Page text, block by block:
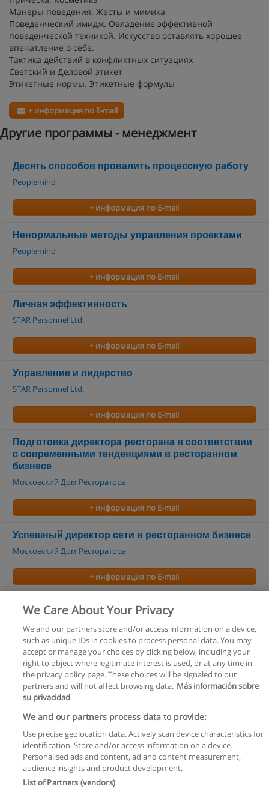
Манеры поведения. Жесты и мимика
Поведенческий имидж. Овладение эффективной
поведенческой техникой. Искусство оставлять хорошее
впечатление о себе.
Тактика действий в конфликтных ситуациях
Светский и Деловой этикет
Этикетные нормы. Этикетные формулы
+ информация по E-mail
Другие программы - менеджмент
Десять способов провалить процессную работу
Peoplemind
+ информация по E-mail
Ненормальные методы управления проектами
Peoplemind
+ информация по E-mail
Личная эффективность
STAR Personnel Ltd.
+ информация по E-mail
Управление и лидерство
STAR Personnel Ltd.
+ информация по E-mail
Подготовка директора ресторана в соответствии
с современными тенденциями в ресторанном
бизнесе
Московский Дом Ресторатора
+ информация по E-mail
Успешный директор сети в ресторанном бизнесе
Московский Дом Ресторатора
+ информация по E-mail
Успешный директор, управляющий ресторана
+ информация по E-mail
Правила пользования
Конфиденциальность информации
Напишите Educaedu
Copyright © Educaedu Business S.L. - CIF : B-95610580: -
We Care About Your Privacy
We and our partners store and/or access information on a device,
such as unique IDs in cookies to process personal data. You may
accept or manage your choices by clicking below, including your
right to object where legitimate interest is used, or at any time in
the privacy policy page. These choices will be signaled to our
partners and will not affect browsing data. Más información sobre
su privacidad
We and our partners process data to provide:
Use precise geolocation data. Actively scan device characteristics for
identification. Store and/or access information on a device.
Personalised ads and content, ad and content measurement,
audience insights and product development.
List of Partners (vendors)